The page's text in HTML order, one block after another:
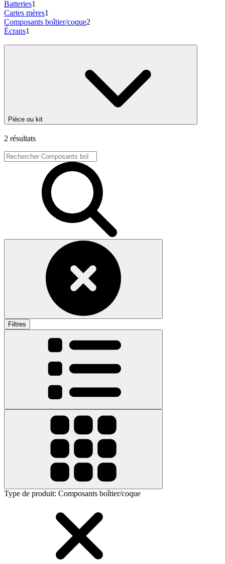
Batteries1
Cartes mères1
Composants boîtier/coque2
Écrans1
Pièce ou kit
2 résultats
Filtres
Type de produit: Composants boîtier/coque